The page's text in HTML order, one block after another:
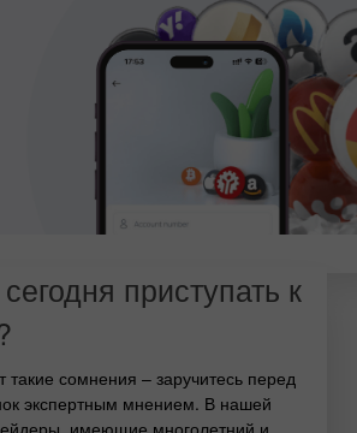
приступать к
такие сомнения – заручитесь перед
экспертным мнением. В нашей
имеющие многолетний и